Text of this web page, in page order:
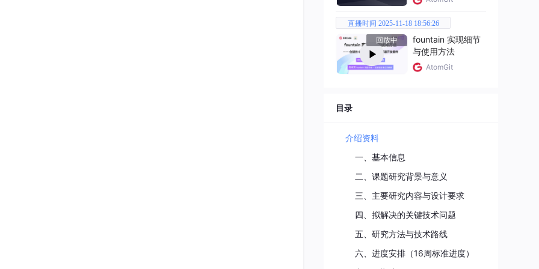
直播时间 2025-11-18 18:56:26
回放中
fountain 实现细节
与使用方法
AtomGit
目录
介绍资料
一、基本信息
二、课题研究背景与意义
三、主要研究内容与设计要求
四、拟解决的关键技术问题
五、研究方法与技术路线
六、进度安排（16周标准进度）